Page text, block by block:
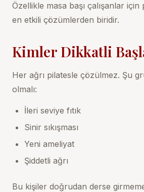
Özellikle masa başı çalışanlar için
en etkili çözümlerden biridir.
Kimler Dikkatli
Her ağrı pilatesle çözülmez. Şu
olmalı:
İleri seviye fıtık
Sinir sıkışması
Yeni ameliyat
Şiddetli ağrı
Bu kişiler doğrudan derse